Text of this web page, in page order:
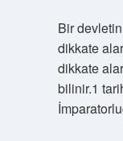
Bir devletin
dikkate
dikkate
bilinir.1